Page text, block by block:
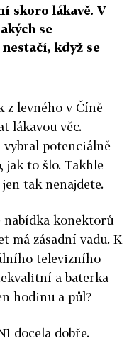
skoro lákavě. V
se
když se
z levného v Číně
lákavou věc.
potenciálně
jak to šlo. Takhle
tak nenajdete.
nabídka konektorů
má zásadní vadu. K
televizního
a baterka
hodinu a půl?
docela dobře.